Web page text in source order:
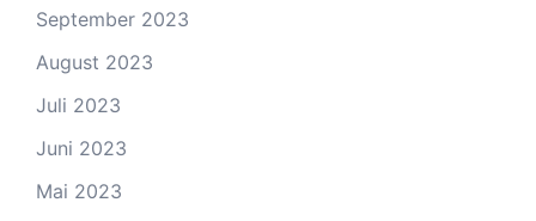
September 2023
August 2023
Juli 2023
Juni 2023
Mai 2023